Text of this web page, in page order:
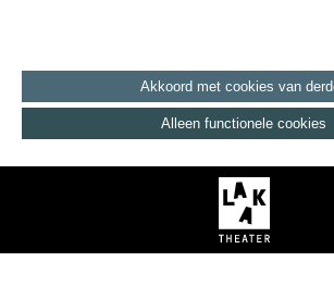
Akkoord met cookies van
Alleen functionele cookies